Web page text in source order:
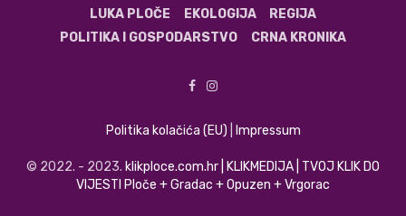
LUKA PLOČE
EKOLOGIJA
REGIJA
POLITIKA I GOSPODARSTVO
CRNA KRONIKA
Politika kolačića (EU) Impressum
© 2022. - 2023. klikploce.com.hr | KLIKMEDIJA | TVOJ KLIK DO
VIJESTI Ploče + Gradac + Opuzen + Vrgorac